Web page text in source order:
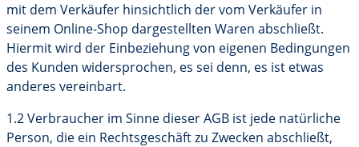
mit dem Verkäufer hinsichtlich der vom Verkäufer in
seinem Online-Shop dargestellten Waren abschließt.
Hiermit wird der Einbeziehung von eigenen Bedingungen
des Kunden widersprochen, es sei denn, es ist etwas
anderes vereinbart.
1.2 Verbraucher im Sinne dieser AGB ist jede natürliche
Person, die ein Rechtsgeschäft zu Zwecken abschließt,